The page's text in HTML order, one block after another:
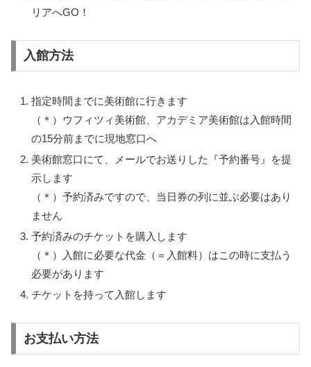
リアへGO！
入館方法
指定時間までに美術館に行きます
（＊）ウフィツィ美術館、アカデミア美術館は入館時間
の15分前までに現地窓口へ
美術館窓口にて、メールでお送りした『予約番号』を提
示します
（＊）予約済みですので、当日券の列に並ぶ必要はあり
ません
予約済みのチケットを購入します
（＊）入館に必要な代金（＝入館料）はこの時に支払う
必要があります
チケットを持って入館します
お支払い方法